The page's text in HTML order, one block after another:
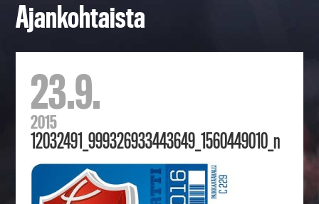
Ajankohtaista
23.9.
2015
12032491_999326933443649_1560449010_n